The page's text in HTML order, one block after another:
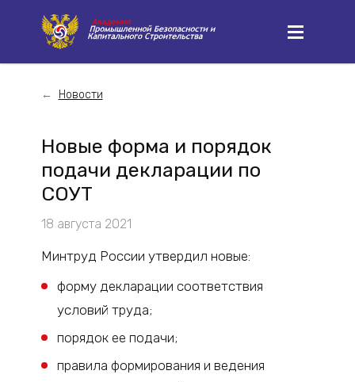
Новости
Новые форма и порядок
подачи декларации по
СОУТ
18 августа 2021
Минтруд России утвердил новые:
форму декларации соответствия
условий труда;
порядок ее подачи;
правила формирования и ведения